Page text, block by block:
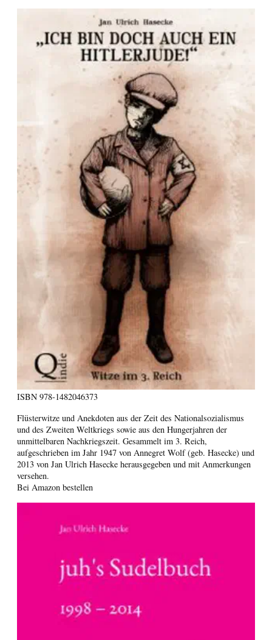
ISBN 978-1482046373
Flüsterwitze und Anekdoten aus der Zeit des Nationalsozialismus
und des Zweiten Weltkriegs sowie aus den Hungerjahren der
unmittelbaren Nachkriegszeit. Gesammelt im 3. Reich,
aufgeschrieben im Jahr 1947 von Annegret Wolf (geb. Hasecke) und
2013 von Jan Ulrich Hasecke herausgegeben und mit Anmerkungen
versehen.
Bei Amazon bestellen